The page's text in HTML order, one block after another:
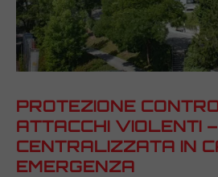
PROTEZIONE
ATTACCHI VIOLENTI
CENTRALIZZATA IN
EMERGENZA